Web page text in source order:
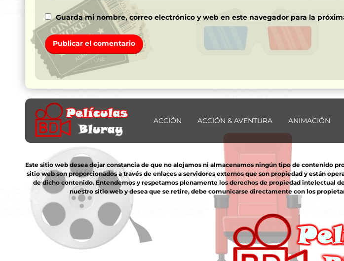
Guarda mi nombre, correo electrónico y web en este navegador para la
ACCIÓN ACCIÓN & AVENTURA ANIMACIÓN
Este sitio web desea dejar constancia de que no alojamos ni almacenamos ningún tipo de contenido
sitio web son proporcionados a través de enlaces a servidores externos que son propiedad y están
de dicho contenido. Entendemos y respetamos plenamente los derechos de propiedad intelectual
nuestro sitio web y desea que se retire, debe comunicarse directamente con los